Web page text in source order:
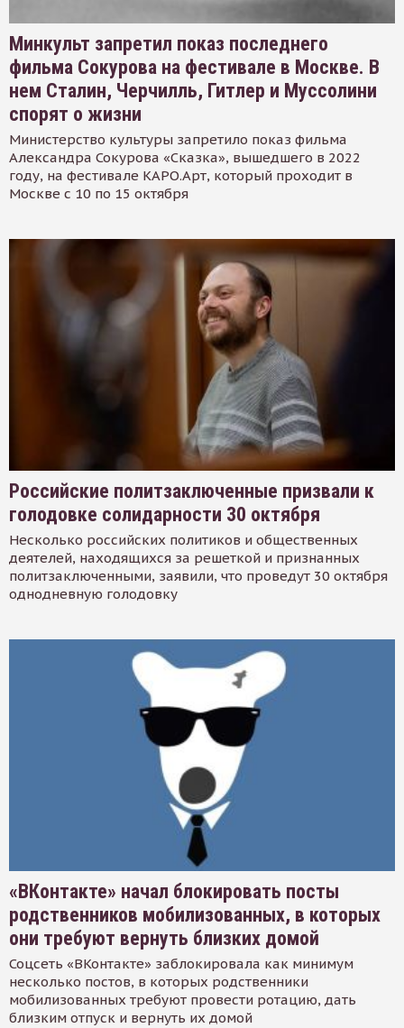
Минкульт запретил показ последнего
фильма Сокурова на фестивале в Москве. В
нем Сталин, Черчилль, Гитлер и Муссолини
спорят о жизни
Министерство культуры запретило показ фильма
Александра Сокурова «Сказка», вышедшего в 2022
году, на фестивале КАРО.Арт, который проходит в
Москве с 10 по 15 октября
Российские политзаключенные призвали к
голодовке солидарности 30 октября
Несколько российских политиков и общественных
деятелей, находящихся за решеткой и признанных
политзаключенными, заявили, что проведут 30 октября
однодневную голодовку
«ВКонтакте» начал блокировать посты
родственников мобилизованных, в которых
они требуют вернуть близких домой
Соцсеть «ВКонтакте» заблокировала как минимум
несколько постов, в которых родственники
мобилизованных требуют провести ротацию, дать
близким отпуск и вернуть их домой